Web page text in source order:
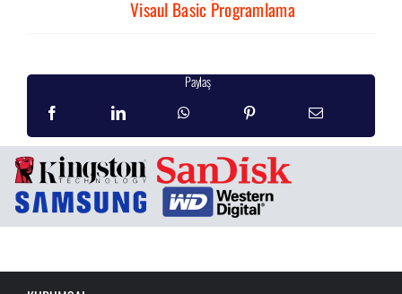
Visaul Basic Programlama
Paylaş